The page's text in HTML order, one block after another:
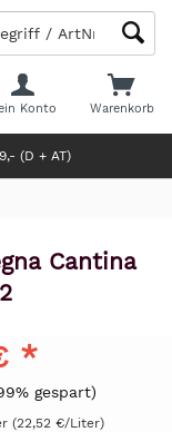
(D + AT)
Warenkorb
Konto
Cantina
*
gespart)
(22,52 €/Liter)